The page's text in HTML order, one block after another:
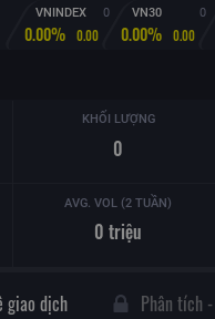
VNINDEX 0
0.00% 0.00
VN30 0
0.00% 0.00
KHỐI LƯỢNG
0
AVG. VOL (2 TUẦN)
0 triệu
giao dịch Phân tích